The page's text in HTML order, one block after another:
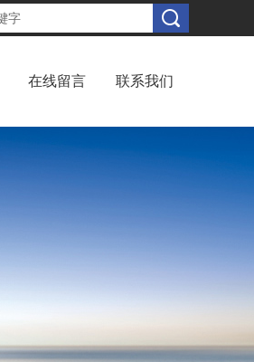
在线留言 联系我们